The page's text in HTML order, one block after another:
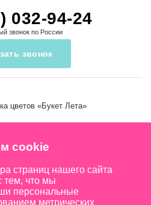
032-94-24
звонок по России
звонок
цветов«Букет Лета»
cookie
страниц нашего сайта
тем, что мы
персональные
метрических